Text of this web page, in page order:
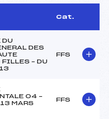
Cat.
DU
DES
FILLES – DU
FFS
04 –
MARS
FFS